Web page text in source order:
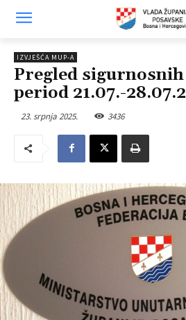
IZVJEŠĆA MUP-A
Pregled sigurnosnih
period 21.07.-
23. srpnja 2025. 3436